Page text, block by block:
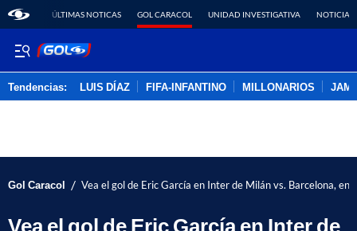
ÚLTIMAS NOTICAS GOL CARACOL UNIDAD INVESTIGATIVA NOTICIAS
Tendencias: LUIS DÍAZ FIFA-INFANTINO MILLONARIOS
Gol Caracol / Vea el gol de Eric García en Inter de Milán vs. Barcelona, en
Vea el gol de Eric García en Inter de